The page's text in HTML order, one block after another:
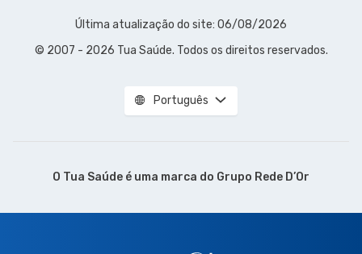
Última atualização do site: 06/08/2026
© 2007 - 2026 Tua Saúde. Todos os direitos reservados.
Português
O Tua Saúde é uma marca do Grupo Rede D’Or